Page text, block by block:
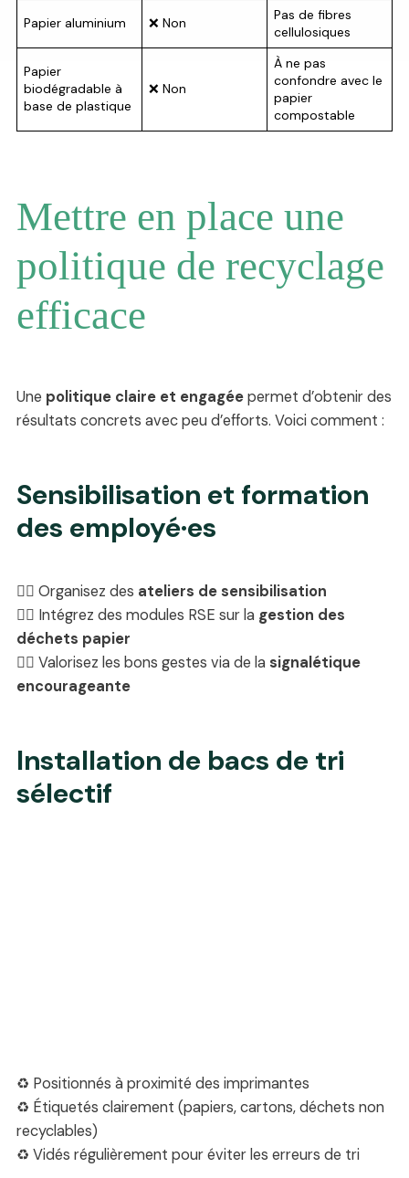
Papier aluminium ❌ Non
Pas de fibres
cellulosiques
Papier
biodégradable à
base de plastique
❌ Non
À ne pas
confondre avec le
papier
compostable
Mettre en place une
politique de recyclage
efficace
Une politique claire et engagéepermet d’obtenir des
résultats concrets avec peu d’efforts. Voici comment :
Sensibilisation et formation
des employé·es
✊🏼 Organisez des ateliers de sensibilisation
✊🏼 Intégrez des modules RSE sur la gestion des
déchets papier
✊🏼 Valorisez les bons gestes via de la signalétique
encourageante
Installation de bacs de tri
sélectif
♻️ Positionnés à proximité des imprimantes
♻️ Étiquetés clairement (papiers, cartons, déchets non
recyclables)
♻️ Vidés régulièrement pour éviter les erreurs de tri